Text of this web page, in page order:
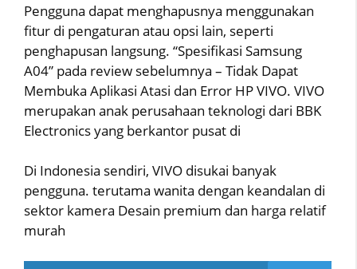
Pengguna dapat menghapusnya menggunakan
fitur di pengaturan atau opsi lain, seperti
penghapusan langsung. “Spesifikasi Samsung
A04” pada review sebelumnya – Tidak Dapat
Membuka Aplikasi Atasi dan Error HP VIVO. VIVO
merupakan anak perusahaan teknologi dari BBK
Electronics yang berkantor pusat di
Di Indonesia sendiri, VIVO disukai banyak
pengguna. terutama wanita dengan keandalan di
sektor kamera Desain premium dan harga relatif
murah